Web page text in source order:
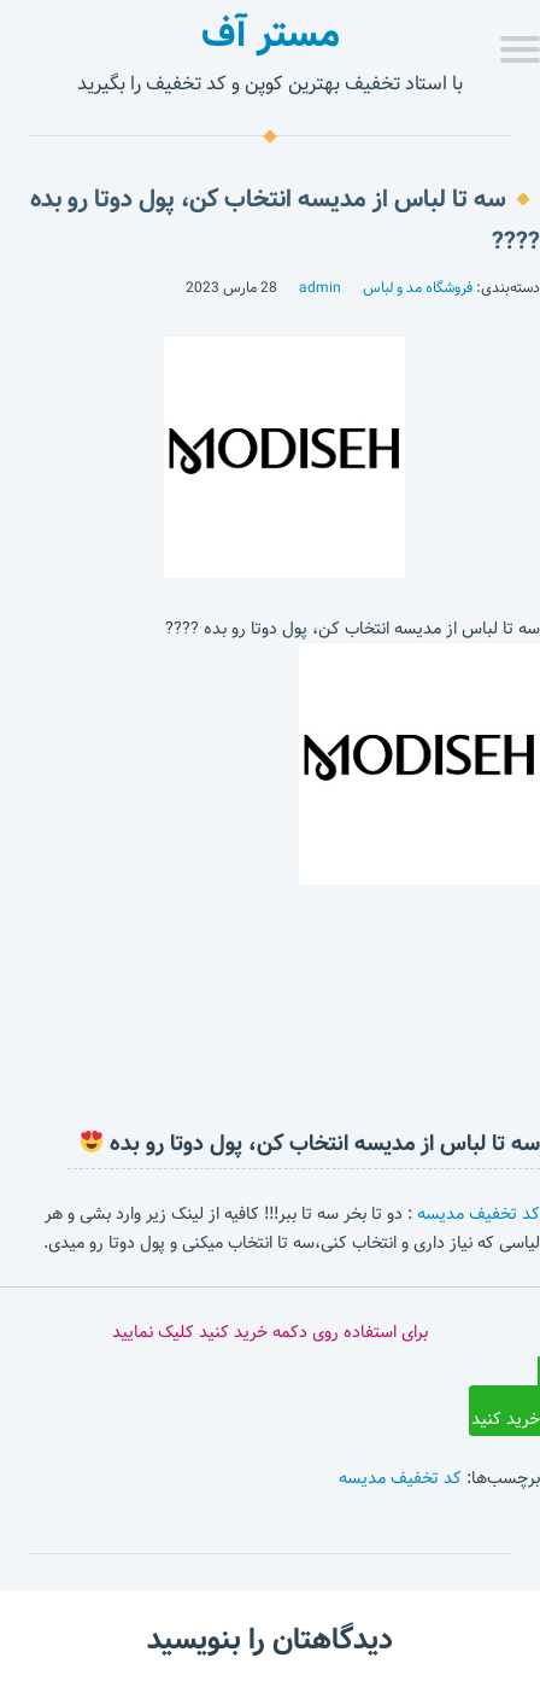
مستر آف
با استاد تخفیف بهترین کوپن و کد تخفیف را بگیرید
سه تا لباس از مدیسه انتخاب کن، پول دوتا رو بده
????
دسته‌بندی: فروشگاه مد و لباس admin 28 مارس 2023
سه تا لباس از مدیسه انتخاب کن، پول دوتا رو بده ????
سه تا لباس از مدیسه انتخاب کن، پول دوتا رو بده
کد تخفیف مدیسه: دو تا بخر سه تا ببر!!! کافیه از لینک زیر وارد بشی و هر
لیاسی که نیاز داری و انتخاب کنی،سه تا انتخاب میکنی و پول دوتا رو میدی.
برای استفاده روی دکمه خرید کنید کلیک نمایید
خرید کنید
برچسب‌ها: کد تخفیف مدیسه
دیدگاهتان را بنویسید